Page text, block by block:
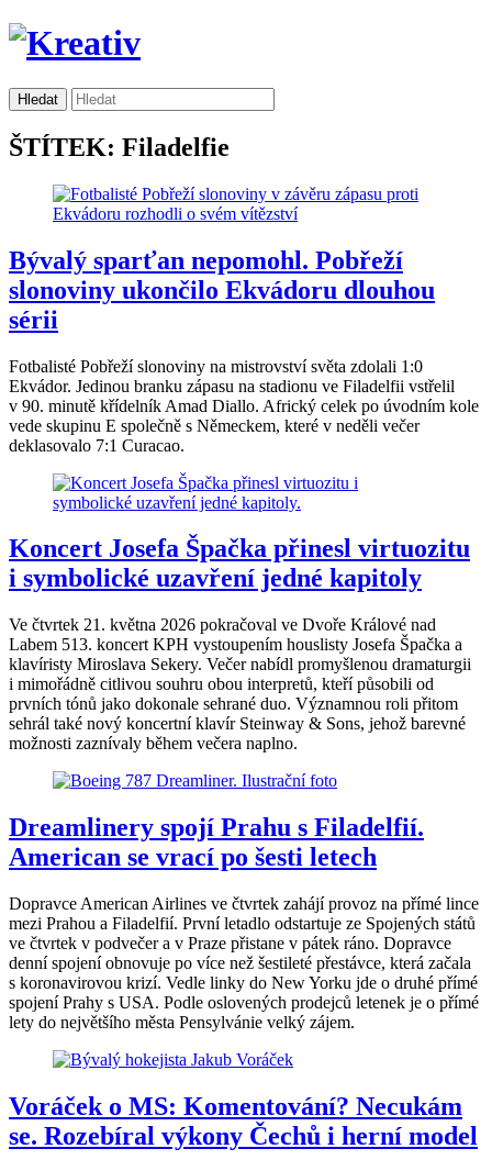
ŠTÍTEK: Filadelfie
Bývalý sparťan nepomohl. Pobřeží
slonoviny ukončilo Ekvádoru dlouhou
sérii
Fotbalisté Pobřeží slonoviny na mistrovství světa zdolali 1:0
Ekvádor. Jedinou branku zápasu na stadionu ve Filadelfii vstřelil
v 90. minutě křídelník Amad Diallo. Africký celek po úvodním kole
vede skupinu E společně s Německem, které v neděli večer
deklasovalo 7:1 Curacao.
Koncert Josefa Špačka přinesl virtuozitu
i symbolické uzavření jedné kapitoly
Ve čtvrtek 21. května 2026 pokračoval ve Dvoře Králové nad
Labem 513. koncert KPH vystoupením houslisty Josefa Špačka a
klavíristy Miroslava Sekery. Večer nabídl promyšlenou dramaturgii
i mimořádně citlivou souhru obou interpretů, kteří působili od
prvních tónů jako dokonale sehrané duo. Významnou roli přitom
sehrál také nový koncertní klavír Steinway & Sons, jehož barevné
možnosti zaznívaly během večera naplno.
Dreamlinery spojí Prahu s Filadelfií.
American se vrací po šesti letech
Dopravce American Airlines ve čtvrtek zahájí provoz na přímé lince
mezi Prahou a Filadelfií. První letadlo odstartuje ze Spojených států
ve čtvrtek v podvečer a v Praze přistane v pátek ráno. Dopravce
denní spojení obnovuje po více než šestileté přestávce, která začala
s koronavirovou krizí. Vedle linky do New Yorku jde o druhé přímé
spojení Prahy s USA. Podle oslovených prodejců letenek je o přímé
lety do největšího města Pensylvánie velký zájem.
Voráček o MS: Komentování? Necukám
se. Rozebíral výkony Čechů i herní model